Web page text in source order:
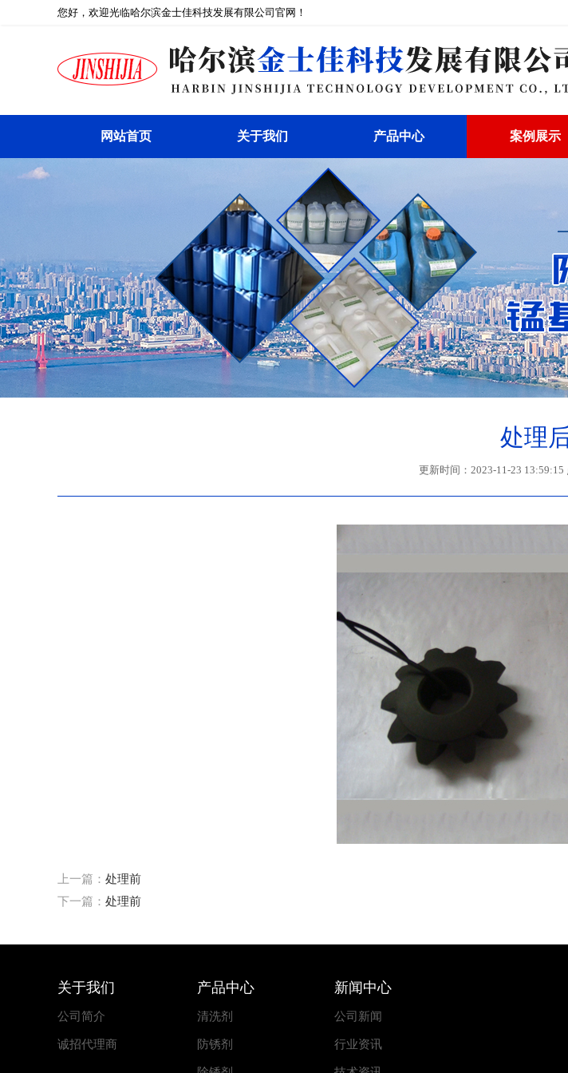
您好，欢迎光临哈尔滨金士佳科技发展有限公司官网！
网站首页 关于我们 产品中心 案例展示
处理
更新时间：2023-11-23 13:59:15
上一篇： 处理前
下一篇： 处理前
关于我们
公司简介
诚招代理商
产品中心
清洗剂
防锈剂
新闻中心
公司新闻
行业资讯